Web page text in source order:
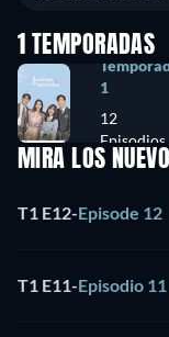
1 TEMPORADAS
1
12
Episodios
MIRA LOS
T1 E12-Episode 12
T1 E11-Episodio 11